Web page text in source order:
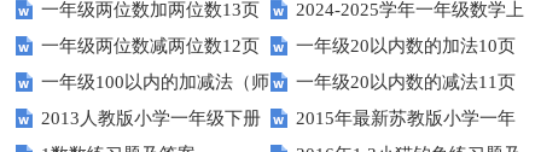
一年级两位数加两位数13页
2024-2025学年一年级数学上
册期末素养测评卷（考试版A4
人教版）
一年级两位数减两位数12页
一年级20以内数的加法10页
一年级100以内的加减法（师
版）
一年级20以内数的减法11页
2013人教版小学一年级下册
2015年最新苏教版小学一年